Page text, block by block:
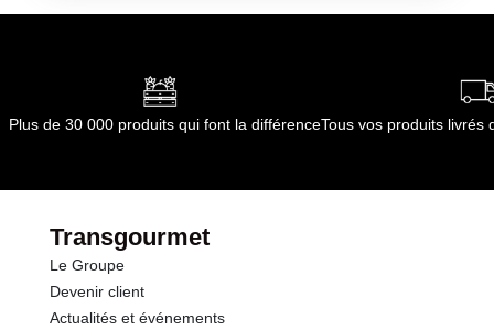
Kilojoules 156 kj
dont Acides gras saturés 0.01 g
dont Sucres
Fibres
Plus de 30 000 produits qui font la différenceTous vos produits livrés
Transgourmet
Le Groupe
Devenir client
Actualités et événements